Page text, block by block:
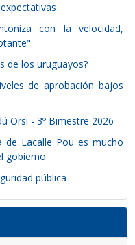
con la velocidad,
de los uruguayos?
de aprobación bajos
Orsi - 3º Bimestre 2026
Lacalle Pou es mucho
gobierno
pública